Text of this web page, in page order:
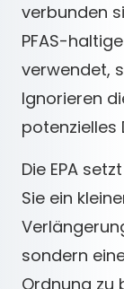
verbunden
PFAS-
verwendet,
Ignorieren
potenzielles
Die EPA
Sie ein
sondern
Ordnung zu